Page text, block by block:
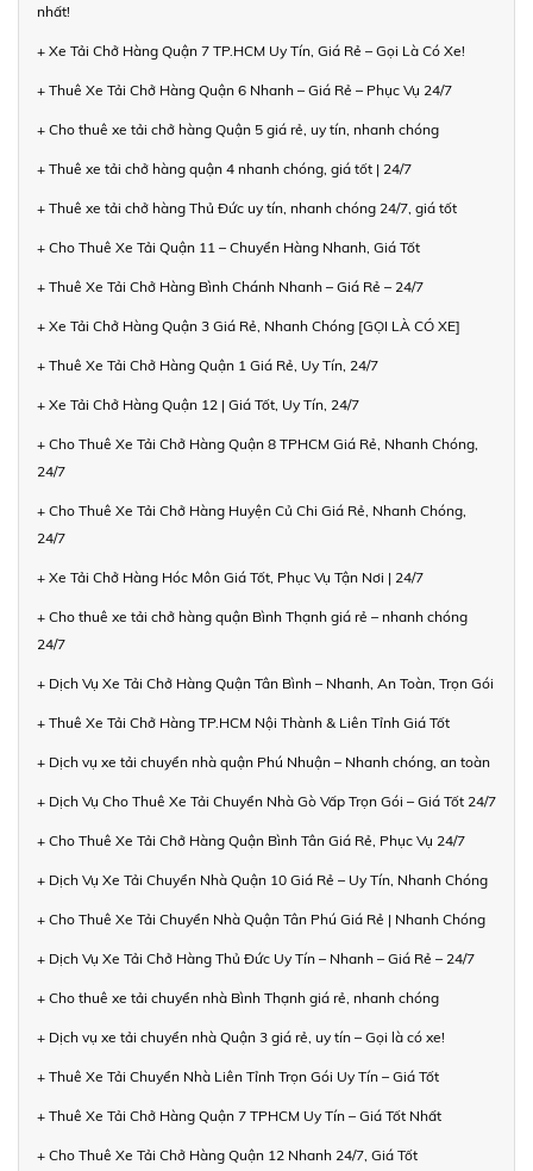
nhất!
+ Xe Tải Chở Hàng Quận 7 TP.HCM Uy Tín, Giá Rẻ – Gọi Là Có Xe!
+ Thuê Xe Tải Chở Hàng Quận 6 Nhanh – Giá Rẻ – Phục Vụ 24/7
+ Cho thuê xe tải chở hàng Quận 5 giá rẻ, uy tín, nhanh chóng
+ Thuê xe tải chở hàng quận 4 nhanh chóng, giá tốt | 24/7
+ Thuê xe tải chở hàng Thủ Đức uy tín, nhanh chóng 24/7, giá tốt
+ Cho Thuê Xe Tải Quận 11 – Chuyển Hàng Nhanh, Giá Tốt
+ Thuê Xe Tải Chở Hàng Bình Chánh Nhanh – Giá Rẻ – 24/7
+ Xe Tải Chở Hàng Quận 3 Giá Rẻ, Nhanh Chóng [GỌI LÀ CÓ XE]
+ Thuê Xe Tải Chở Hàng Quận 1 Giá Rẻ, Uy Tín, 24/7
+ Xe Tải Chở Hàng Quận 12 | Giá Tốt, Uy Tín, 24/7
+ Cho Thuê Xe Tải Chở Hàng Quận 8 TPHCM Giá Rẻ, Nhanh Chóng,
24/7
+ Cho Thuê Xe Tải Chở Hàng Huyện Củ Chi Giá Rẻ, Nhanh Chóng,
24/7
+ Xe Tải Chở Hàng Hóc Môn Giá Tốt, Phục Vụ Tận Nơi | 24/7
+ Cho thuê xe tải chở hàng quận Bình Thạnh giá rẻ – nhanh chóng
24/7
+ Dịch Vụ Xe Tải Chở Hàng Quận Tân Bình – Nhanh, An Toàn, Trọn Gói
+ Thuê Xe Tải Chở Hàng TP.HCM Nội Thành & Liên Tỉnh Giá Tốt
+ Dịch vụ xe tải chuyển nhà quận Phú Nhuận – Nhanh chóng, an toàn
+ Dịch Vụ Cho Thuê Xe Tải Chuyển Nhà Gò Vấp Trọn Gói – Giá Tốt 24/7
+ Cho Thuê Xe Tải Chở Hàng Quận Bình Tân Giá Rẻ, Phục Vụ 24/7
+ Dịch Vụ Xe Tải Chuyển Nhà Quận 10 Giá Rẻ – Uy Tín, Nhanh Chóng
+ Cho Thuê Xe Tải Chuyển Nhà Quận Tân Phú Giá Rẻ | Nhanh Chóng
+ Dịch Vụ Xe Tải Chở Hàng Thủ Đức Uy Tín – Nhanh – Giá Rẻ – 24/7
+ Cho thuê xe tải chuyển nhà Bình Thạnh giá rẻ, nhanh chóng
+ Dịch vụ xe tải chuyển nhà Quận 3 giá rẻ, uy tín – Gọi là có xe!
+ Thuê Xe Tải Chuyển Nhà Liên Tỉnh Trọn Gói Uy Tín – Giá Tốt
+ Thuê Xe Tải Chở Hàng Quận 7 TPHCM Uy Tín – Giá Tốt Nhất
+ Cho Thuê Xe Tải Chở Hàng Quận 12 Nhanh 24/7, Giá Tốt